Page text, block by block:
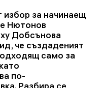
за начинаещ
Нютонов
Добсънова
че създаденият
само за
по-
Разбира се,